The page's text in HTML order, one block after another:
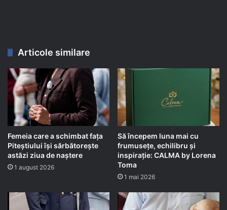
Articole similare
Femeia care a schimbat fața
Piteștiului își sărbătorește
astăzi ziua de naștere
1 august 2026
Să începem luna mai cu
frumusețe, echilibru și
inspirație: CALMA by Lorena
Toma
1 mai 2026